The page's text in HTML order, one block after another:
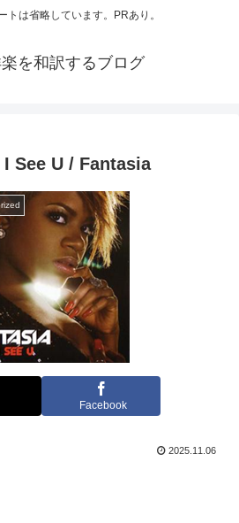
トは省略しています。PRあり。
を和訳するブログ
I See U / Fantasia
Facebook
2025.11.06